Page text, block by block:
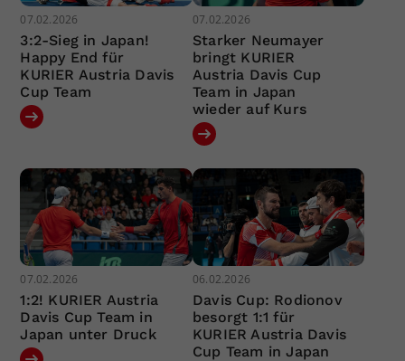
07.02.2026
3:2-Sieg in Japan!
Happy End für
KURIER Austria Davis
Cup Team
07.02.2026
Starker Neumayer
bringt KURIER
Austria Davis Cup
Team in Japan
wieder auf Kurs
07.02.2026
1:2! KURIER Austria
Davis Cup Team in
Japan unter Druck
06.02.2026
Davis Cup: Rodionov
besorgt 1:1 für
KURIER Austria Davis
Cup Team in Japan